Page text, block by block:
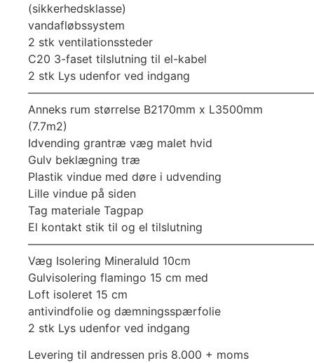
(sikkerhedsklasse)
vandafløbssystem
2 stk ventilationssteder
C20 3-faset tilslutning til el-kabel
2 stk Lys udenfor ved indgang
Anneks rum størrelse B2170mm x L3500mm
(7.7m2)
Idvending grantræ væg malet hvid
Gulv beklægning træ
Plastik vindue med døre i udvending
Lille vindue på siden
Tag materiale Tagpap
El kontakt stik til og el tilslutning
Væg Isolering Mineraluld 10cm
Gulvisolering flamingo 15 cm med
Loft isoleret 15 cm
antivindfolie og dæmningsspærfolie
2 stk Lys udenfor ved indgang
Levering til andressen pris 8.000 + moms